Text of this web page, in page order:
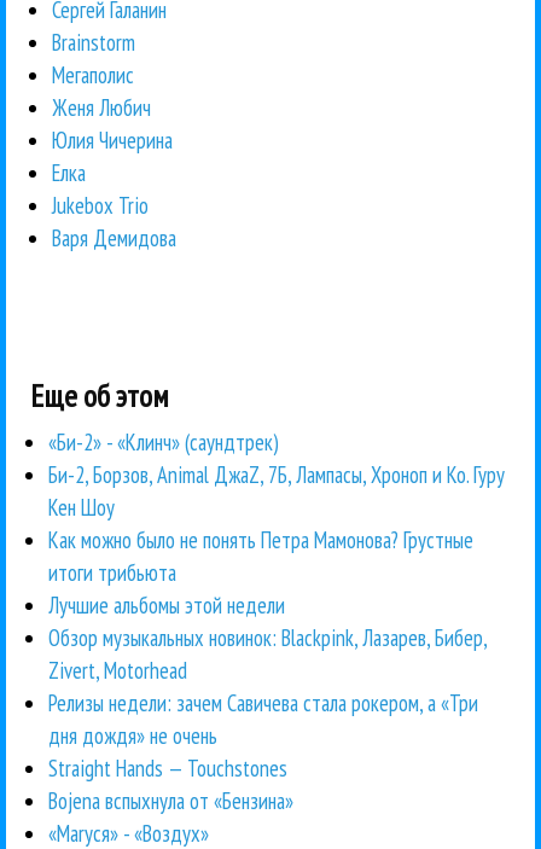
Сергей Галанин
Brainstorm
Мегаполис
Женя Любич
Юлия Чичерина
Елка
Jukebox Trio
Варя Демидова
Еще об этом
«Би-2» - «Клинч» (саундтрек)
Би-2, Борзов, Animal ДжаZ, 7Б, Лампасы, Хроноп и Ко. Гуру
Кен Шоу
Как можно было не понять Петра Мамонова? Грустные
итоги трибьюта
Лучшие альбомы этой недели
Обзор музыкальных новинок: Blackpink, Лазарев, Бибер,
Zivert, Motorhead
Релизы недели: зачем Савичева стала рокером, а «Три
дня дождя» не очень
Straight Hands — Touchstones
Bojena вспыхнула от «Бензина»
«Маrуся» - «Воздух»